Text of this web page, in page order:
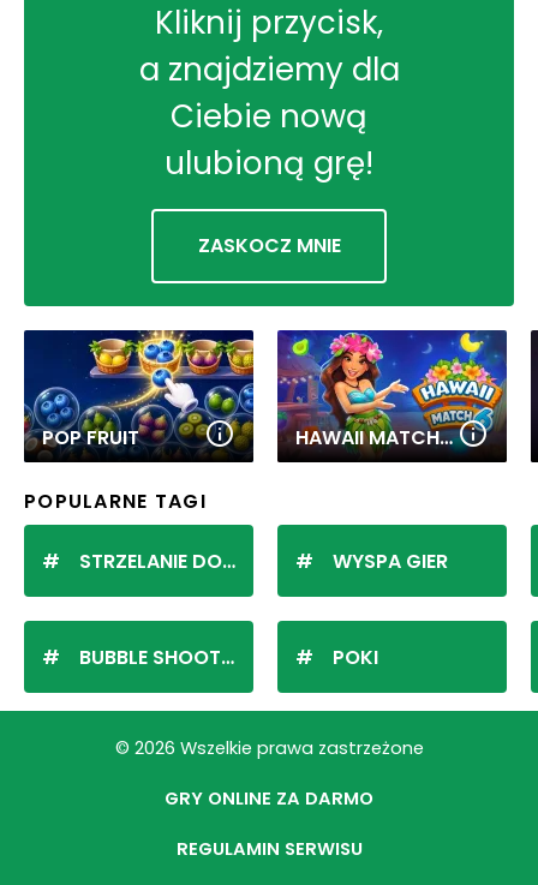
Kliknij przycisk,
a znajdziemy dla
Ciebie nową
ulubioną grę!
ZASKOCZ MNIE
POP FRUIT HAWAII MATCH 6
POPULARNE TAGI
STRZELANIE DO KULEK
BUBBLE SHOOTER
WYSPA GIER
POKI
© 2026 Wszelkie prawa zastrzeżone
GRY ONLINE ZA DARMO
REGULAMIN SERWISU